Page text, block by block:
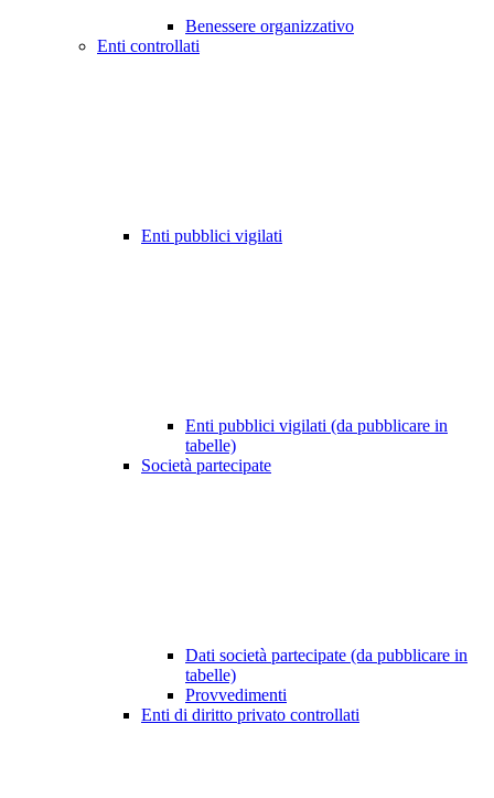
Benessere organizzativo
Enti controllati
Enti pubblici vigilati
Enti pubblici vigilati (da pubblicare in
tabelle)
Società partecipate
Dati società partecipate (da pubblicare in
tabelle)
Provvedimenti
Enti di diritto privato controllati